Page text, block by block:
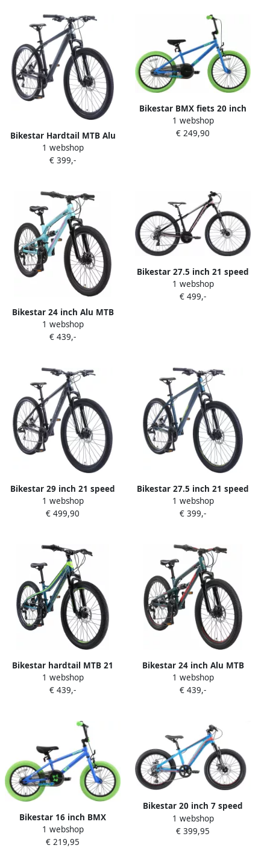
Bikestar Hardtail MTB Alu
Sport L 27 5 Inch 21 Speed
Blauwgrijs
1 webshop
€ 399,-
Bikestar BMX fiets 20 inch
kinderfiets vanaf 6 jaar
blauw groen
1 webshop
€ 249,90
Bikestar 24 inch Alu MTB
Fully 21 speed blauw
1 webshop
€ 439,-
Bikestar 27.5 inch 21 speed
hardtail Sport MTB blauw
roze
1 webshop
€ 499,-
Bikestar 29 inch 21 speed
hardtail Sport MTB blauw
1 webshop
€ 499,90
Bikestar 27.5 inch 21 speed
hardtail Sport MTB blauw
geel
1 webshop
€ 399,-
Bikestar hardtail MTB 21
speed 24 inch blauw groen
1 webshop
€ 439,-
Bikestar 24 inch Alu MTB
Fully 21 speed groen
1 webshop
€ 439,-
Bikestar 16 inch BMX
kinderfiets blauw groen
1 webshop
€ 219,95
Bikestar 20 inch 7 speed
hardtail MTB Sport blauw
oranje
1 webshop
€ 399,95